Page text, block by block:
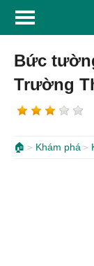
Bức
Trường
🏠 Khám phá